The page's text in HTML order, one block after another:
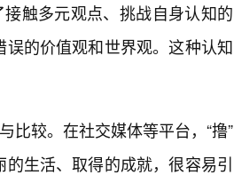
触多元观点、挑战自身认知的
的价值观和世界观。这种认知
比较。在社交媒体等平台，“撸”
生活、取得的成就，很容易引